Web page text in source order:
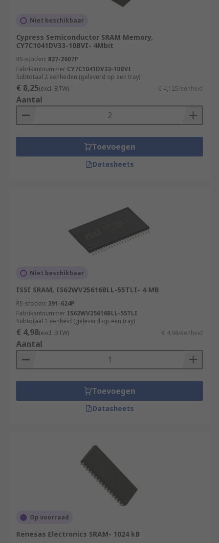
Niet beschikbaar
Cypress Semiconductor SRAM Memory,
CY7C1041DV33-10BVI- 4Mbit
RS-stocknr. 827-2607P
Fabrikantnummer CY7C1041DV33-10BVI
Subtotaal 2 eenheden (geleverd op een tray)
€ 8,25(excl. BTW) € 4,125/eenheid
Aantal
Toevoegen
Datasheets
Niet beschikbaar
ISSI SRAM, IS62WV25616BLL-55TLI- 4 MB
RS-stocknr. 391-624P
Fabrikantnummer IS62WV25616BLL-55TLI
Subtotaal 1 eenheid (geleverd op een tray)
€ 4,98(excl. BTW) € 4,98/eenheid
Aantal
Toevoegen
Datasheets
Op voorraad
Renesas Electronics SRAM- 1024 kB